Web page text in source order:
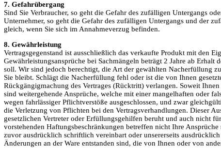
7. Gefahrübergang
Sind Sie Verbraucher, so geht die Gefahr des zufälligen Untergangs
Unternehmer, so geht die Gefahr des zufälligen Untergangs und der
gleich, wenn Sie sich im Annahmeverzug befinden.
8. Gewährleistung
Vertragsgegenstand ist ausschließlich das verkaufte Produkt mit den
Gewährleistungsansprüche bei Sachmängeln beträgt 2 Jahre ab
soll. Wir sind jedoch berechtigt, die Art der gewählten Nacherfüllung
Sie bleibt. Schlägt die Nacherfüllung fehl oder ist die von Ihnen
Rückgängigmachung des Vertrages (Rücktritt) verlangen. Soweit
sind weitergehende Ansprüche, welche mit einer mangelhaften oder
wegen fahrlässiger Pflichtverstöße ausgeschlossen, und zwar
die Verletzung von Pflichten bei den Vertragsverhandlungen. Dieser
gesetzlichen Vertreter oder Erfüllungsgehilfen beruht und auch nicht
vorstehenden Haftungsbeschränkungen betreffen nicht Ihre
zuvor ausdrücklich schriftlich vereinbart oder unsererseits
Änderungen an der Ware entstanden sind, die von Ihnen oder von